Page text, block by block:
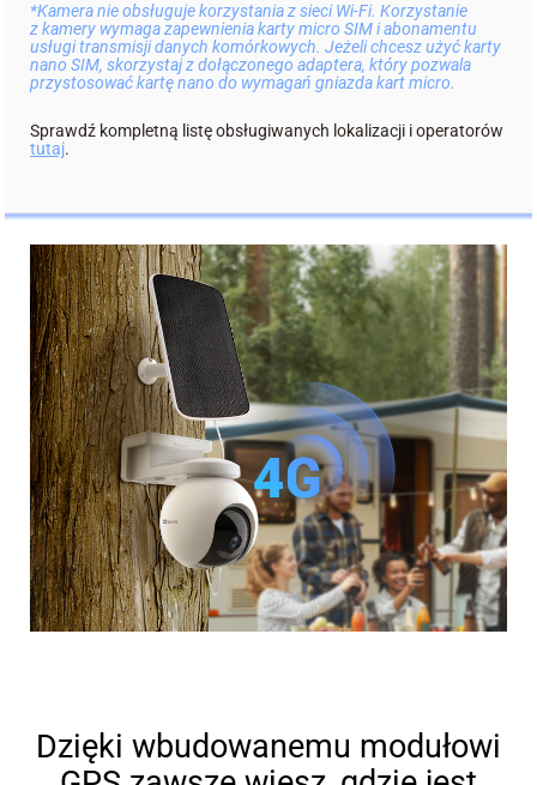
*Kamera nie obsługuje korzystania z sieci Wi-Fi. Korzystanie
z kamery wymaga zapewnienia karty micro SIM i abonamentu
usługi transmisji danych komórkowych. Jeżeli chcesz użyć karty
nano SIM, skorzystaj z dołączonego adaptera, który pozwala
przystosować kartę nano do wymagań gniazda kart micro.
Sprawdź kompletną listę obsługiwanych lokalizacji i operatorów
tutaj.
Dzięki wbudowanemu modułowi